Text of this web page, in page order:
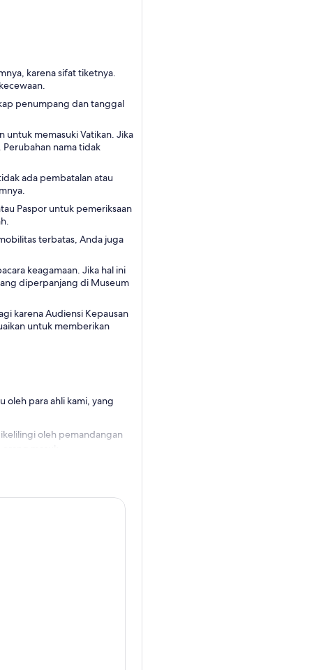
karena sifat tiketnya.
penumpang dan tanggal
untuk memasuki Vatikan. Jika
nama tidak
ada pembatalan atau
Paspor untuk pemeriksaan
terbatas, Anda juga
keagamaan. Jika hal ini
diperpanjang di Museum
karena Audiensi Kepausan
untuk memberikan
oleh para ahli kami, yang
oleh pemandangan
masuk.